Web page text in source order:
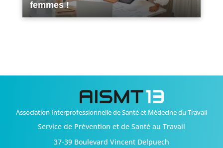
femmes !
Association Interprofessionnelle de Santé et Médecine du Travail
Service de Prévention et de Santé au Travail
37-39 Boulevard Vincent Delpuech